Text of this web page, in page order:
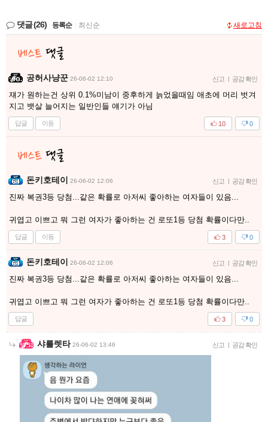
댓글(26) 등록순 최신순 새로고침
공허사냥꾼 26-06-02 12:10 신고 공감 확인
쟤가 원하는건 상위 0.1%미남이 중후하게 늙었을때임 애초에 머리 벗겨
지고 뱃살 늘어지는 일반인들 얘기가 아님
답글 이동 0
10
돈키호테이 26-06-02 12:06 신고 공감 확인
진짜 복권3등 당첨...같은 확률로 아저씨 좋아하는 여자들이 있음...
귀엽고 이쁘고 뭐 그런 여자가 좋아하는 건 로또1등 당첨 확률이다만..
답글 이동 0
3
돈키호테이 26-06-02 12:06 신고 공감 확인
진짜 복권3등 당첨...같은 확률로 아저씨 좋아하는 여자들이 있음...
귀엽고 이쁘고 뭐 그런 여자가 좋아하는 건 로또1등 당첨 확률이다만..
답글 0
3
샤를렛타 26-06-02 13:46 신고 공감 확인